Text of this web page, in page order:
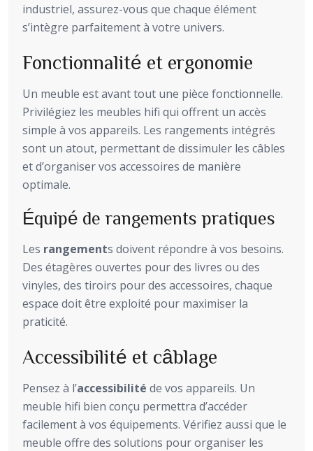
industriel, assurez-vous que chaque élément
s’intègre parfaitement à votre univers.
Fonctionnalité et ergonomie
Un meuble est avant tout une pièce fonctionnelle.
Privilégiez les meubles hifi qui offrent un accès
simple à vos appareils. Les rangements intégrés
sont un atout, permettant de dissimuler les câbles
et d’organiser vos accessoires de manière
optimale.
Équipé de rangements pratiques
Les rangements doivent répondre à vos besoins.
Des étagères ouvertes pour des livres ou des
vinyles, des tiroirs pour des accessoires, chaque
espace doit être exploité pour maximiser la
praticité.
Accessibilité et câblage
Pensez à l’accessibilité de vos appareils. Un
meuble hifi bien conçu permettra d’accéder
facilement à vos équipements. Vérifiez aussi que le
meuble offre des solutions pour organiser les